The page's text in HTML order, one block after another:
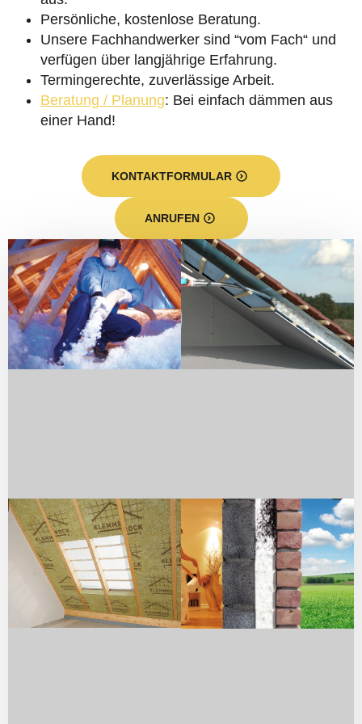
Persönliche, kostenlose Beratung.
Unsere Fachhandwerker sind “vom Fach“ und
verfügen über langjährige Erfahrung.
Termingerechte, zuverlässige Arbeit.
Beratung / Planung: Bei einfach dämmen aus
einer Hand!
KONTAKTFORMULAR
ANRUFEN